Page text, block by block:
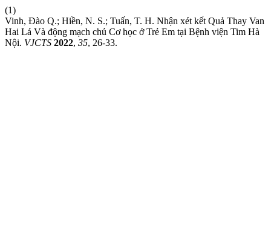
(1)
Vinh, Đào Q.; Hiền, N. S.; Tuấn, T. H. Nhận xét kết Quả Thay Van
Hai Lá Và động mạch chủ Cơ học ở Trẻ Em tại Bệnh viện Tim Hà
Nội. VJCTS 2022, 35, 26-33.